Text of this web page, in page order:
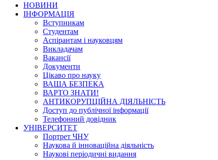
НОВИНИ
ІНФОРМАЦІЯ
Вступникам
Студентам
Аспірантам і науковцям
Викладачам
Вакансії
Документи
Цікаво про науку
ВАША БЕЗПЕКА
ВАРТО ЗНАТИ!
АНТИКОРУПЦІЙНА ДІЯЛЬНІСТЬ
Доступ до публічної інформації
Телефонний довідник
УНІВЕРСИТЕТ
Портрет ЧНУ
Наукова й інноваційна діяльність
Наукові періодичні видання